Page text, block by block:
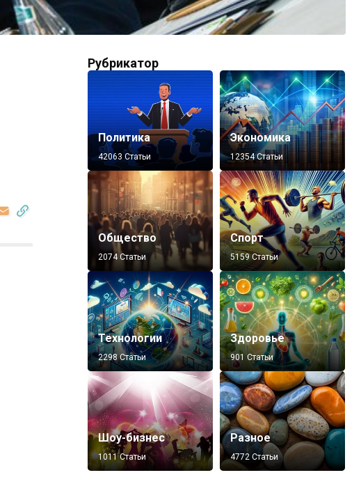
Рубрикатор
Политика
42063 Статьи
Экономика
12354 Статьи
Общество
2074 Статьи
Спорт
5159 Статьи
Технологии
2298 Статьи
Здоровье
901 Статьи
Шоу-бизнес
1011 Статьи
Разное
4772 Статьи